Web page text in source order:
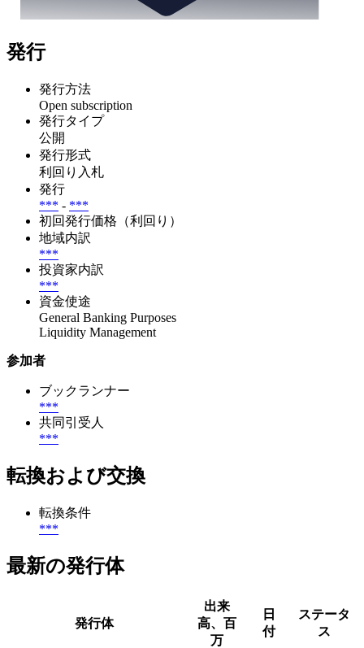
発行
発行方法
Open subscription
発行タイプ
公開
発行形式
利回り入札
発行
*** - ***
初回発行価格（利回り）
地域内訳
***
投資家内訳
***
資金使途
General Banking Purposes
Liquidity Management
参加者
ブックランナー
***
共同引受人
***
転換および交換
転換条件
***
最新の発行体
発行体
出来
高、百
万
日
付
ステータ
ス